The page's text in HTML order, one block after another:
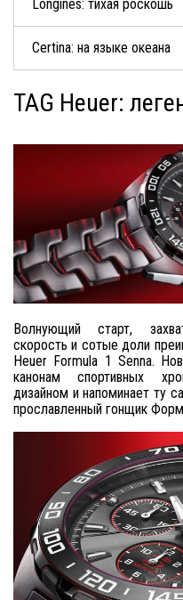
Longines: тихая роскошь
Certina: на языке океана
TAG Heuer:
Волнующий старт,
скорость и сотые доли
Heuer Formula 1 Senna.
канонам спортивных
дизайном и напоминает ту
прославленный гонщик